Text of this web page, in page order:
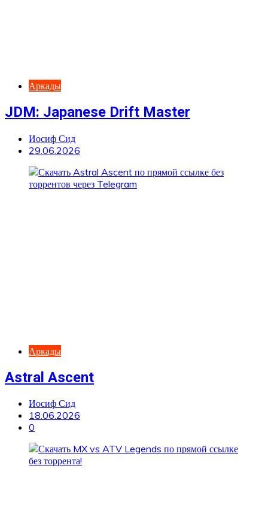
Аркады
JDM: Japanese Drift Master
Иосиф Сид
29.06.2026
Аркады
Astral Ascent
Иосиф Сид
18.06.2026
0